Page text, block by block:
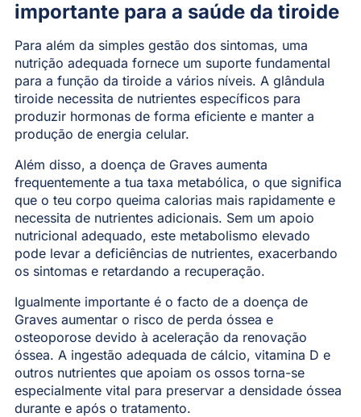
importante para a saúde da tiroide
Para além da simples gestão dos sintomas, uma
nutrição adequada fornece um suporte fundamental
para a função da tiroide a vários níveis. A glândula
tiroide necessita de nutrientes específicos para
produzir hormonas de forma eficiente e manter a
produção de energia celular.
Além disso, a doença de Graves aumenta
frequentemente a tua taxa metabólica, o que significa
que o teu corpo queima calorias mais rapidamente e
necessita de nutrientes adicionais. Sem um apoio
nutricional adequado, este metabolismo elevado
pode levar a deficiências de nutrientes, exacerbando
os sintomas e retardando a recuperação.
Igualmente importante é o facto de a doença de
Graves aumentar o risco de perda óssea e
osteoporose devido à aceleração da renovação
óssea. A ingestão adequada de cálcio, vitamina D e
outros nutrientes que apoiam os ossos torna-se
especialmente vital para preservar a densidade óssea
durante e após o tratamento.